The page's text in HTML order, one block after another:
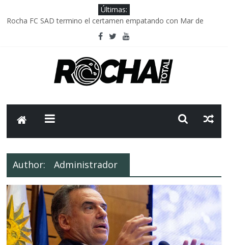
Últimas:
Rocha FC SAD termino el certamen empatando con Mar de
Delegación parlamentaria uruguaya llega a Israel; el Frente
Caso Charles Carrera: la causa que sobrevivió al paso del tiempo
Criminalidad en Uruguay: menos delitos,los homicidios son lo
Author: Administrador